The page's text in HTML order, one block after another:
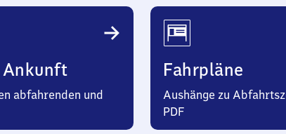
abfahrenden und
Fahrpläne
Aushänge zu
PDF